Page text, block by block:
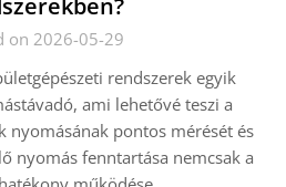
on 2026-05-29
rendszerek egyik
ami lehetővé teszi a
nyomásának pontos mérését és
nyomás fenntartása nemcsak a